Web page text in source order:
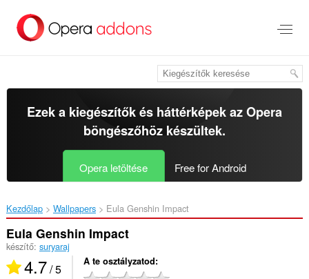
Ezek a kiegészítők és háttérképek azOpera
böngészőhözkészültek.
Opera letöltése Free for Android
Kezdőlap Wallpapers Eula Genshin Impact‎
Eula Genshin Impact
készítő: suryaraj
4.7/ 5 A te osztályzatod